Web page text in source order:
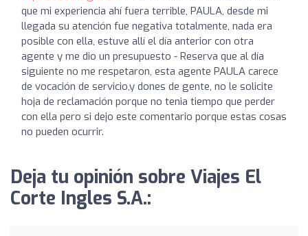
que mi experiencia ahí fuera terrible, PAULA, desde mi
llegada su atención fue negativa totalmente, nada era
posible con ella, estuve allí el día anterior con otra
agente y me dio un presupuesto - Reserva que al día
siguiente no me respetaron, esta agente PAULA carece
de vocación de servicio,y dones de gente, no le solicite
hoja de reclamación porque no tenia tiempo que perder
con ella pero si dejo este comentario porque estas cosas
no pueden ocurrir.
Deja tu opinión sobre Viajes El
Corte Ingles S.A.: